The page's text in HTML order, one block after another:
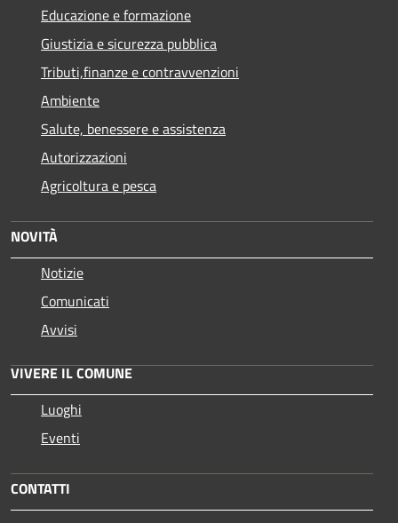
Educazione e formazione
Giustizia e sicurezza pubblica
Tributi,finanze e contravvenzioni
Ambiente
Salute, benessere e assistenza
Autorizzazioni
Agricoltura e pesca
NOVITÀ
Notizie
Comunicati
Avvisi
VIVERE IL COMUNE
Luoghi
Eventi
CONTATTI